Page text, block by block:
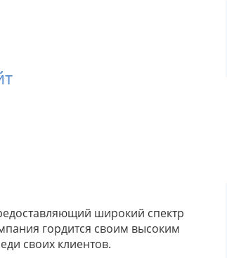
широкий спектр
гордится своим высоким
своих клиентов.